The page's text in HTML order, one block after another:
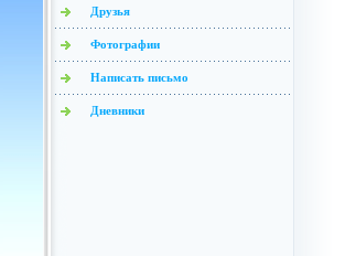
Друзья
Фотографии
Написать письмо
Дневники